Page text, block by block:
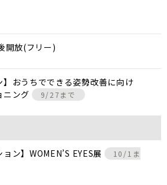
開放(フリー)
】おうちでできる姿勢改善に向け
ニング
9/27まで
ョン】WOMEN’S EYES展
10/1ま